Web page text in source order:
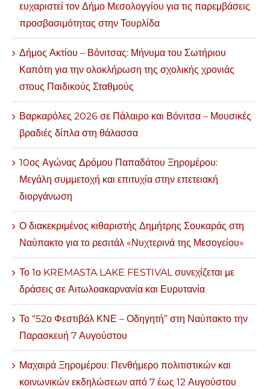
ευχαριστεί τον Δήμο Μεσολογγίου για τις παρεμβάσεις
προσβασιμότητας στην Τουρλίδα
Δήμος Ακτίου – Βόνιτσας: Μήνυμα του Σωτήριου
Καπότη για την ολοκλήρωση της σχολικής χρονιάς
στους Παιδικούς Σταθμούς
Βαρκαρόλες 2026 σε Πάλαιρο και Βόνιτσα – Μουσικές
βραδιές δίπλα στη θάλασσα
10ος Αγώνας Δρόμου Παπαδάτου Ξηρομέρου:
Μεγάλη συμμετοχή και επιτυχία στην επετειακή
διοργάνωση
Ο διακεκριμένος κιθαριστής Δημήτρης Σουκαράς στη
Ναύπακτο για το ρεσιτάλ «Νυχτερινά της Μεσογείου»
Το 1ο KREMASTA LAKE FESTIVAL συνεχίζεται με
δράσεις σε Αιτωλοακαρνανία και Ευρυτανία
Το “52ο Φεστιβάλ ΚΝΕ – Οδηγητή” στη Ναύπακτο την
Παρασκευή 7 Αυγούστου
Μαχαιρά Ξηρομέρου: Πενθήμερο πολιτιστικών και
κοινωνικών εκδηλώσεων από 7 έως 12 Αυγούστου